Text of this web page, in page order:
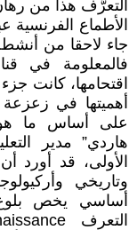
التعرُّف هذا من
الأطماع
جاء لاحقا من
فالمعلومة في
اقتحامها، كانت
أهميتها في زعزعة
على أساس ما
هاردي” مدير
الأولى، قد
وتاريخي
أساسي يخص